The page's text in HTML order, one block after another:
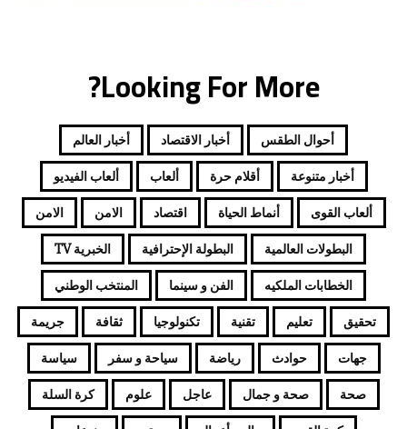
Looking For More?
أحوال الطقس أخبار الاقتصاد أخبار العالم
أخبار متنوعة أقلام حرة ألعاب ألعاب الفيديو
ألعاب القوى أنماط الحياة اقتصاد الامن الامن
البطولات العالمية البطولة الإحترافية الخبرية TV
الخطابات الملكيه الفن و سينما المنتخب الوطني
تحقيق تعليم تقنية تكنولوجيا ثقافة جريمة
جهات حوادث رياضة سياحة و سفر سياسة
صحة صحة و جمال عاجل علوم كرة السلة